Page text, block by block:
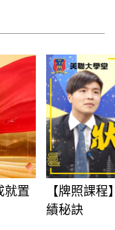
就置
【牌照課
績秘訣